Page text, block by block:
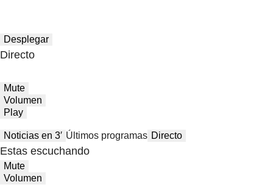
Desplegar
Directo
Mute
Volumen
Play
Noticias en 3′ Últimos programas Directo
Estas escuchando
Mute
Volumen